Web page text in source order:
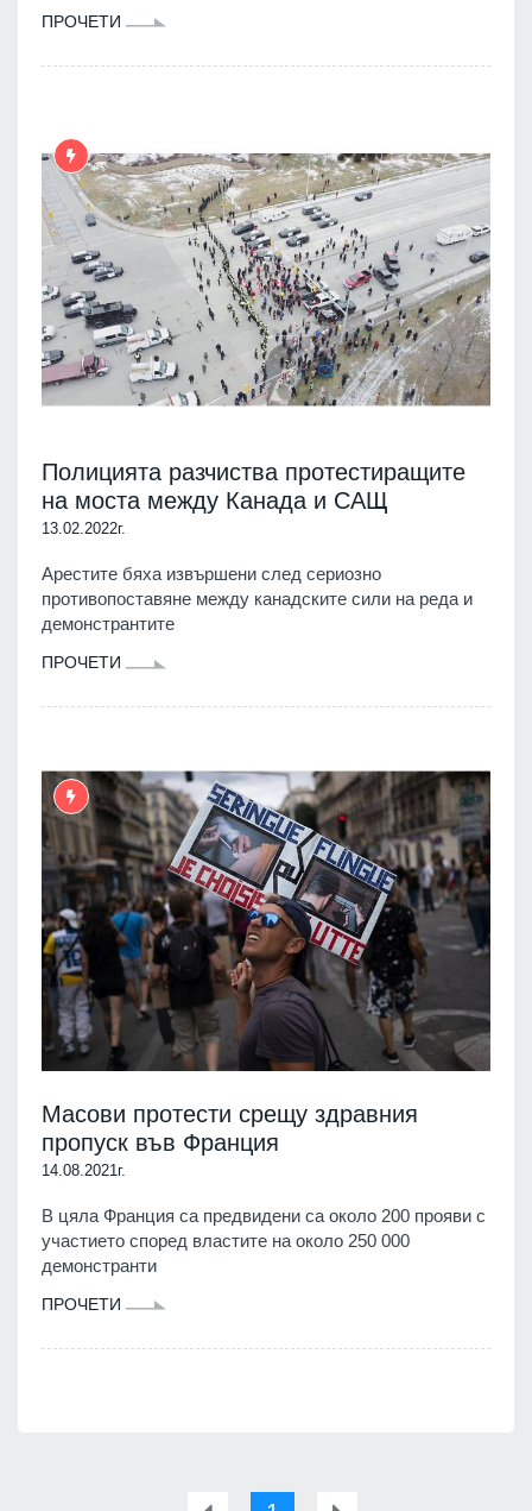
ПРОЧЕТИ
Полицията разчиства протестиращите
на моста между Канада и САЩ
13.02.2022г.
Арестите бяха извършени след сериозно
противопоставяне между канадските сили на реда и
демонстрантите
ПРОЧЕТИ
Масови протести срещу здравния
пропуск във Франция
14.08.2021г.
В цяла Франция са предвидени са около 200 прояви с
участието според властите на около 250 000
демонстранти
ПРОЧЕТИ